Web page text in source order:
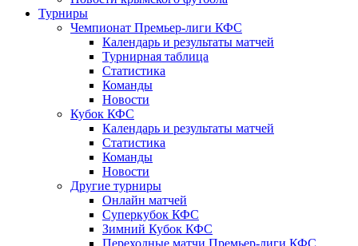
Турниры
Чемпионат Премьер-лиги КФС
Календарь и результаты матчей
Турнирная таблица
Статистика
Команды
Новости
Кубок КФС
Календарь и результаты матчей
Статистика
Команды
Новости
Другие турниры
Онлайн матчей
Суперкубок КФС
Зимний Кубок КФС
Переходные матчи Премьер-лиги КФС